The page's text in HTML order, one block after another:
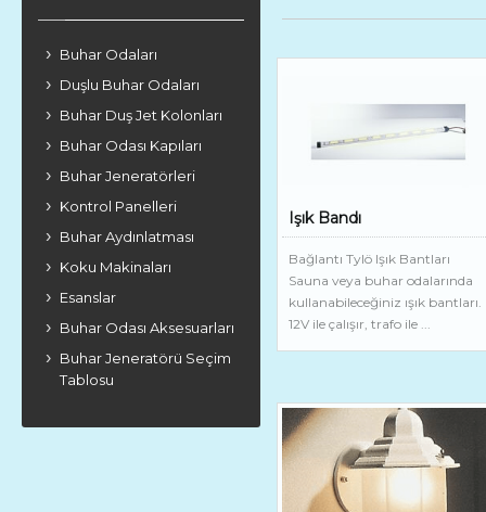
Buhar Odaları
Duşlu Buhar Odaları
Buhar Duş Jet Kolonları
Buhar Odası Kapıları
Buhar Jeneratörleri
Kontrol Panelleri
Buhar Aydınlatması
Koku Makinaları
Esanslar
Buhar Odası Aksesuarları
Buhar Jeneratörü Seçim
Tablosu
Işık Bandı
Bağlantı Tylö Işık Bantları
Sauna veya buhar odalarında
kullanabileceğiniz ışık bantları.
12V ile çalışır, trafo ile ...